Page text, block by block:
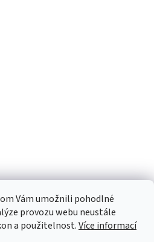
Vám umožnili pohodlné
provozu webu neustále
a použitelnost.Více informací